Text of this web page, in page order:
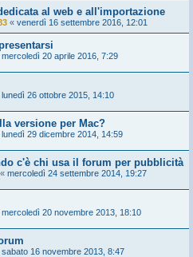
al web e all'importazione
« venerdì 16 settembre 2016, 12:01
mercoledì 20 aprile 2016, 7:29
lunedì 26 ottobre 2015, 14:10
versione per Mac?
lunedì 29 dicembre 2014, 14:59
c'è chi usa il forum per pubblicità
« mercoledì 24 settembre 2014, 19:27
mercoledì 20 novembre 2013, 18:10
sabato 16 novembre 2013, 8:47